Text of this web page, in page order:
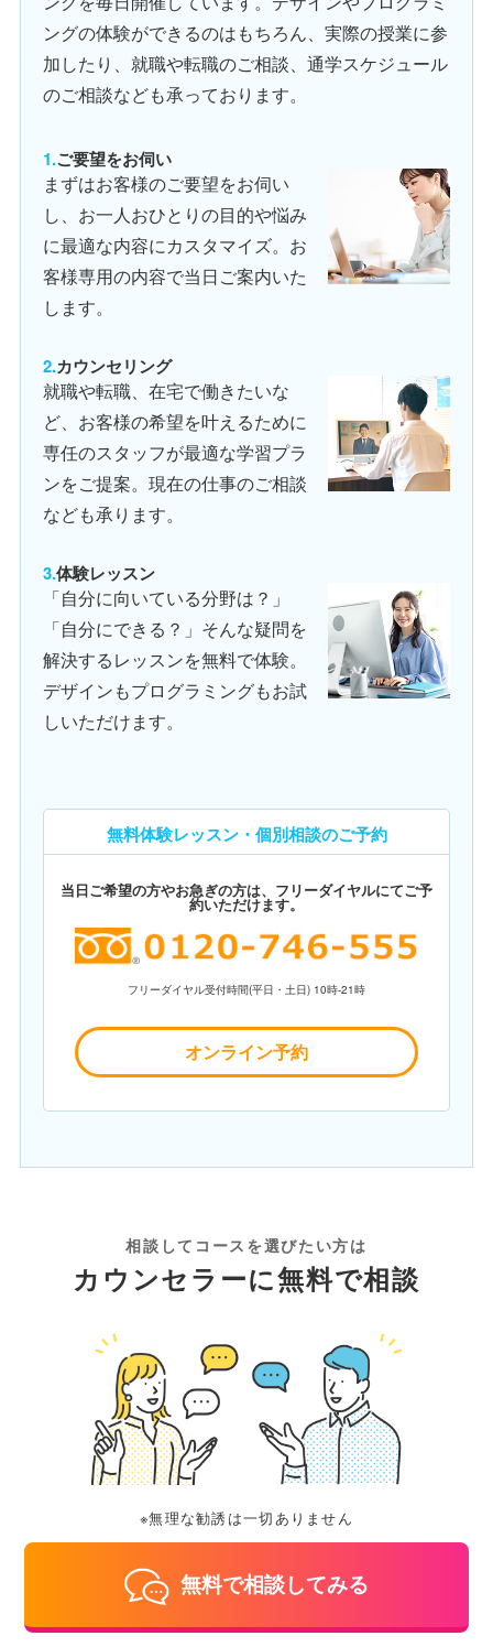
ングの体験ができるのはもちろん、実際の授業に参
加したり、就職や転職のご相談、通学スケジュール
のご相談なども承っております。
ご要望をお伺い
まずはお客様のご要望をお伺い
し、お一人おひとりの目的や悩み
に最適な内容にカスタマイズ。お
客様専用の内容で当日ご案内いた
します。
カウンセリング
就職や転職、在宅で働きたいな
ど、お客様の希望を叶えるために
専任のスタッフが最適な学習プラ
ンをご提案。現在の仕事のご相談
なども承ります。
体験レッスン
「自分に向いている分野は？」
「自分にできる？」そんな疑問を
解決するレッスンを無料で体験。
デザインもプログラミングもお試
しいただけます。
無料体験レッスン・個別相談のご予約
当日ご希望の方やお急ぎの方は、フリーダイヤルにてご予
約いただけます。
フリーダイヤル受付時間(平日・土日) 10時-21時
オンライン予約
相談してコースを選びたい方は
カウンセラーに無料で相談
※無理な勧誘は一切ありません
無料で相談してみる